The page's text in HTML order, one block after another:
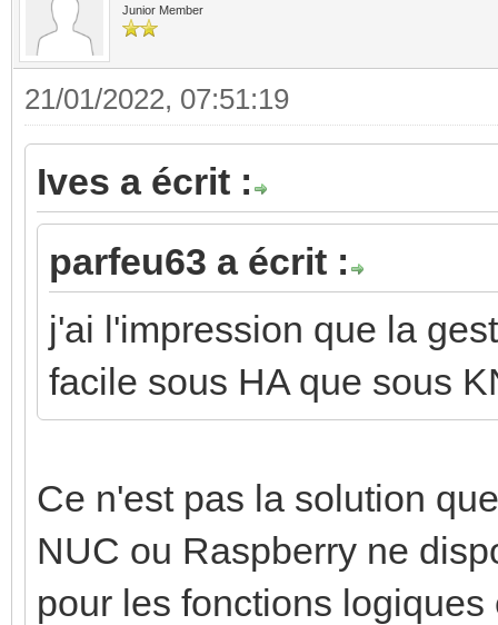
Junior Member
21/01/2022, 07:51:19
Ives a écrit :
parfeu63 a écrit :
j'ai l'impression que la
facile sous HA que sous
Ce n'est pas la solution
NUC ou Raspberry ne
pour les fonctions